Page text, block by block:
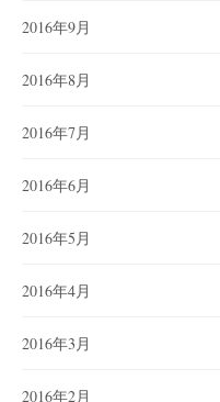
2016年9月
2016年8月
2016年7月
2016年6月
2016年5月
2016年4月
2016年3月
2016年2月